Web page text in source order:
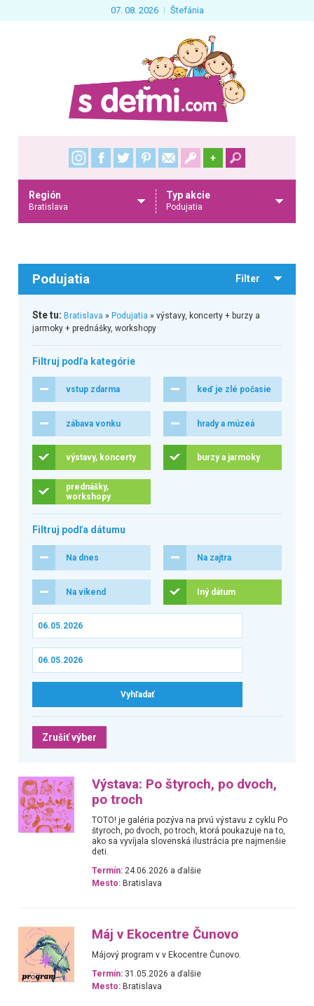
07. 08. 2026 Štefánia
+
Región
Bratislava
Typ akcie
Podujatia
Podujatia Filter
Ste tu: Bratislava » Podujatia » výstavy, koncerty + burzy a
jarmoky + prednášky, workshopy
Filtruj podľa kategórie
vstup zdarma keď je zlé počasie
zábava vonku hrady a múzeá
výstavy, koncerty burzy a jarmoky
prednášky,
workshopy
Filtruj podľa dátumu
Na dnes Na zajtra
Na víkend Iný dátum
Zrušiť výber
Výstava: Po štyroch, po dvoch,
po troch
TOTO! je galéria pozýva na prvú výstavu z cyklu Po
štyroch, po dvoch, po troch, ktorá poukazuje na to,
ako sa vyvíjala slovenská ilustrácia pre najmenšie
deti.
Termín: 24.06.2026 a ďalšie
Mesto: Bratislava
Máj v Ekocentre Čunovo
Májový program v v Ekocentre Čunovo.
Termín: 31.05.2026 a ďalšie
Mesto: Bratislava